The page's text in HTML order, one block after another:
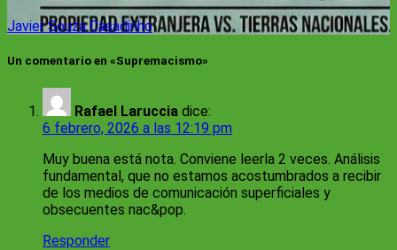
Javier Souza Casadinho
Un comentario en «Supremacismo»
Rafael Laruccia dice:
6 febrero, 2026 a las 12:19 pm
Muy buena está nota. Conviene leerla 2 veces. Análisis
fundamental, que no estamos acostumbrados a recibir
de los medios de comunicación superficiales y
obsecuentes nac&pop.
Responder